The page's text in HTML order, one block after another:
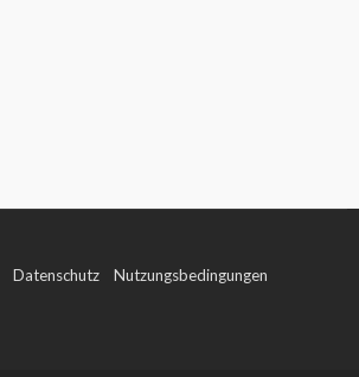
Datenschutz Nutzungsbedingungen